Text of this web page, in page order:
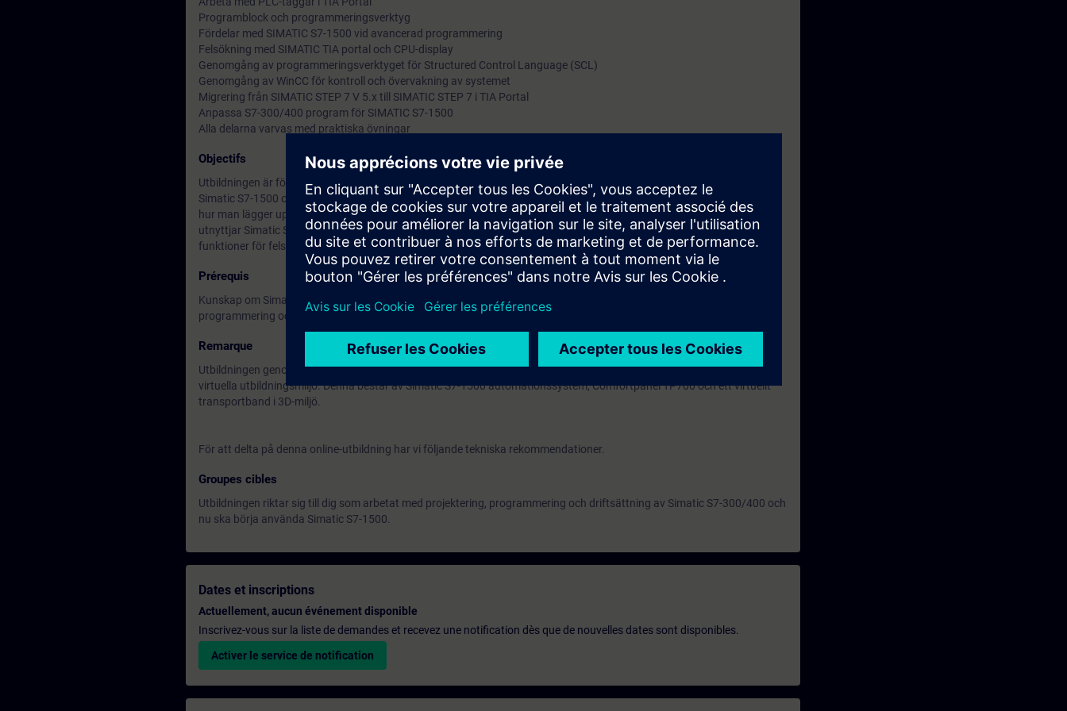
Programblock och programmeringsverktyg
Fördelar med SIMATIC S7-1500 vid avancerad programmering
Felsökning med SIMATIC TIA portal och CPU-display
Genomgång av programmeringsverktyget för Structured Control Language (SCL)
Genomgång av WinCC för kontroll och övervakning av systemet
Migrering från SIMATIC STEP 7 V 5.x till SIMATIC STEP 7 i TIA Portal
Anpassa S7-300/400 program för SIMATIC S7-1500
Alla delarna varvas med praktiska övningar
Objectifs
Utbildningen är för dig som har erfarenhet av Simatic S7-300/400 och Step7 V5.4/V5.5 och nu ska börja arbeta med
Simatic S7-1500 och TIA Portal. Vi går igenom vad man behöver tänka på vid migrering av befintliga projekt men även
hur man lägger upp nya projekt. Vi tittar på skillnader mellan Simatic S7-300 och Simatic S7-1500 och hur man effektivt
utnyttjar Simatic S7-1500 med till exempel optimerade block, indexerad adressering av array och slice-adressering. Nya
funktioner för felsökning såsom trace-funktionen provar vi också på.
Prérequis
Kunskap om Simatic S7 och Step 7 motsvarande vår utbildning Simatic S7 programmering 1 och praktisk erfarenhet av
programmering och/eller drifttagning av Simatic S7-300/400.
Remarque
Utbildningen genomförs på svenska med material på engelska. Praktiska övningar genomförs med TIA Portal i vår
virtuella utbildningsmiljö. Denna består av Simatic S7-1500 automationssystem, Comfortpanel TP700 och ett virtuellt
transportband i 3D-miljö.
För att delta på denna online-utbildning har vi följandetekniska rekommendationer.
Groupes cibles
Utbildningen riktar sig till dig som arbetat med projektering, programmering och driftsättning av Simatic S7-300/400 och
nu ska börja använda Simatic S7-1500.
Dates et inscriptions
Actuellement, aucun événement disponible
Inscrivez-vous sur la liste de demandes et recevez une notification dès que de nouvelles dates sont disponibles.
Activer le service de notification